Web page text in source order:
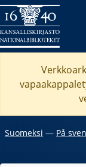
Suomeksi ― På